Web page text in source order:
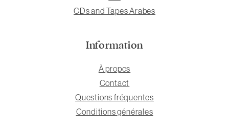
CDs and Tapes Arabes
Information
À propos
Contact
Questions fréquentes
Conditions générales